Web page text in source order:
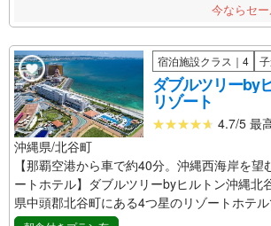
今ならセ
宿泊施設クラス｜4
ダブルツリーby
リゾート
4.7/5 最
沖縄県/北谷町
【那覇空港から車で約40分。沖縄西海岸を
ートホテル】ダブルツリーbyヒルトン沖縄北
県中頭郡北谷町にある4つ星のリゾートホテル